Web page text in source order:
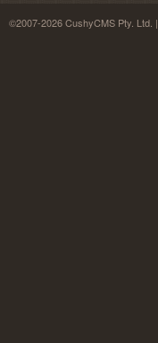
©2007-2026 CushyCMS Pty. Ltd. |